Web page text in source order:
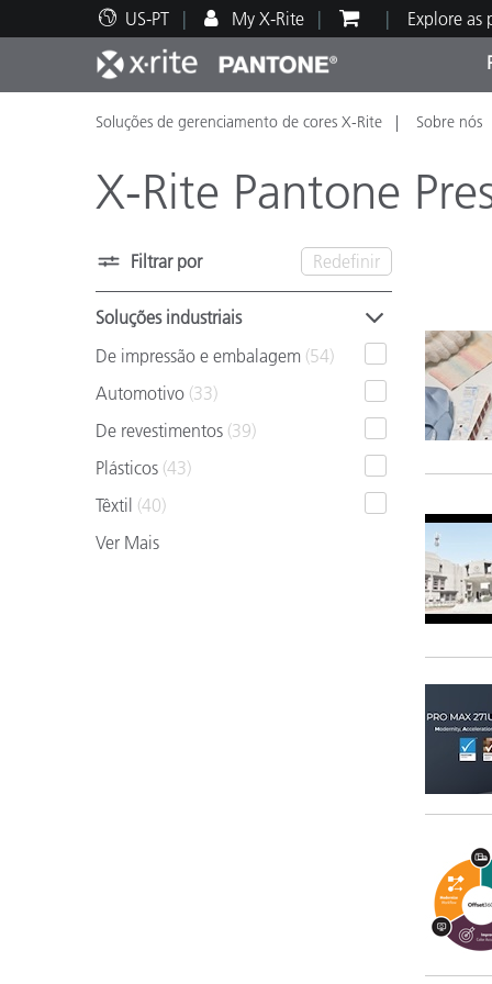
US-PT My X-Rite
Explore as
Principais produtos
Impressão e Embalagem
Automotiva
Plásticos
Têxtil
Suporte Técnico
Recursos Educacionais
Soluções de gerenciamento de cores X-Rite Sobre nós
X-Rite Pantone
Filtrar por Redefinir
Soluções industriais
De impressão e embalagem (54)
Automotivo (33)
De revestimentos (39)
Plásticos (43)
Têxtil (40)
Ver Mais